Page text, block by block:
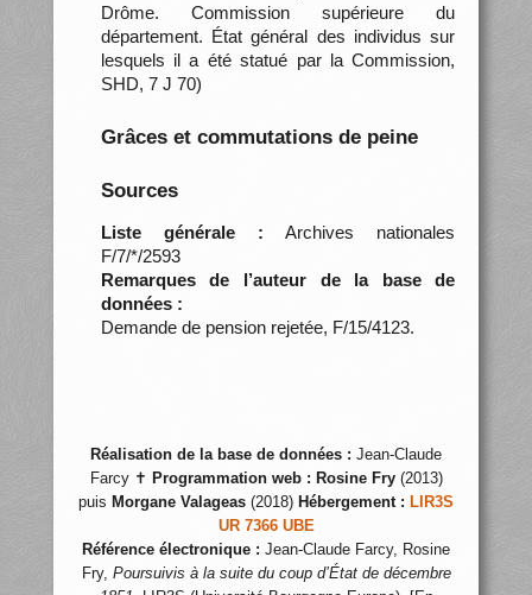
Drôme. Commission supérieure du
département. État général des individus sur
lesquels il a été statué par la Commission,
SHD, 7 J 70)
Grâces et commutations de peine
Sources
Liste générale : Archives nationales
F/7/*/2593
Remarques de l’auteur de la base de
données :
Demande de pension rejetée, F/15/4123.
Réalisation de la base de données : Jean-Claude
Farcy ✝ Programmation web : Rosine Fry(2013)
puis Morgane Valageas (2018) Hébergement : LIR3S
UR 7366 UBE
Référence électronique : Jean-Claude Farcy, Rosine
Fry, Poursuivis à la suite du coup d’État de décembre